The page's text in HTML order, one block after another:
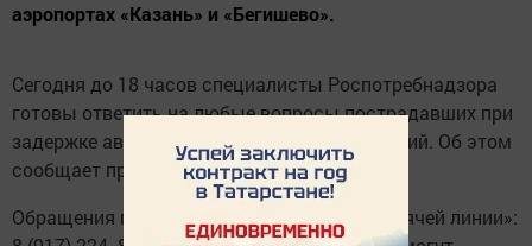
аэропортах «Казань» и «Бегишево».
Сегодня до 18 часов специалисты Роспотребнадзора
готовы ответить на любые вопросы пострадавших при
задержке авиарейсов из-за погодных условий. Об этом
сообщает пресс-служба надзорного органа.
Обращения принимаются по телефону «горячей линии»: